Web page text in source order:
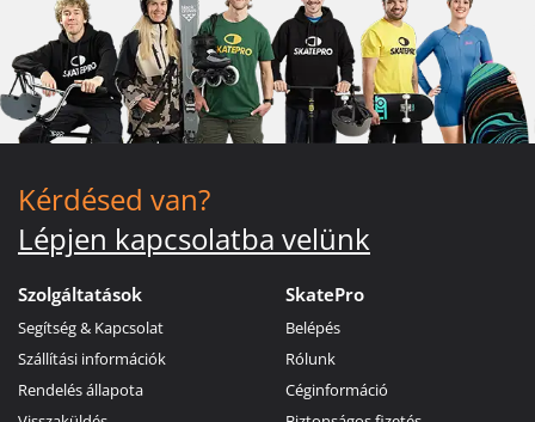
Kérdésed van?
Lépjen kapcsolatba velünk
Szolgáltatások
Segítség & Kapcsolat
Szállítási információk
Rendelés állapota
SkatePro
Belépés
Rólunk
Céginformáció